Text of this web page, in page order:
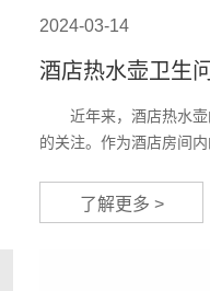
2024-03-14
酒店热水壶卫生
心使用？
近年来，酒店热水壶
的关注。作为酒店房间
热水壶的清洁管理不到
了诸多困扰。 首先，
了解更多 >